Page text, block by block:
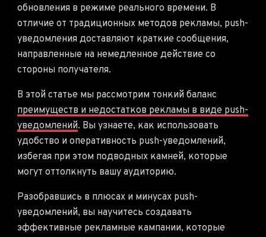
обновления в режиме реального времени. В
отличие от традиционных методов рекламы, push-
уведомления доставляют краткие сообщения,
направленные на немедленное действие со
стороны получателя.
В этой статье мы рассмотрим тонкий баланс
преимуществ и недостатков рекламы в виде push-
уведомлений. Вы узнаете, как использовать
удобство и оперативность push-уведомлений,
избегая при этом подводных камней, которые
могут оттолкнуть вашу аудиторию.
Разобравшись в плюсах и минусах push-
уведомлений, вы научитесь создавать
эффективные рекламные кампании, которые